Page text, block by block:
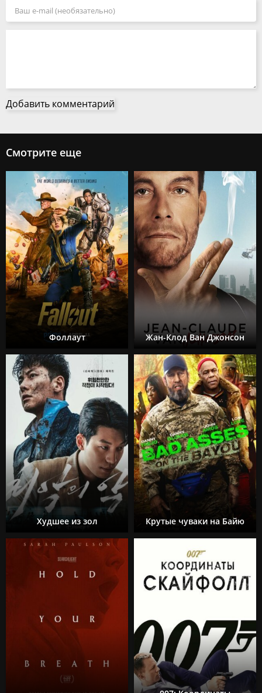
Добавить комментарий
Смотрите еще
Фоллаут Жан-Клод Ван Джонсон
Худшее из зол Крутые чуваки на Байю